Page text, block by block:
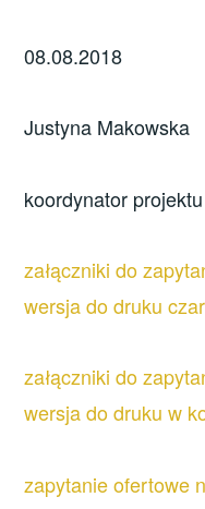
08.08.2018
Justyna Makowska
koordynator projektu
załączniki do
wersja do druku
załączniki do
wersja do druku w
zapytanie ofertowe